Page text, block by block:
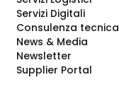
Servizi Digitali
Consulenza tecnica
News & Media
Newsletter
Supplier Portal